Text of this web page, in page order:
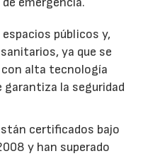
públicos y,
ya que se
alta tecnología
la seguridad
certificados bajo
y han superado